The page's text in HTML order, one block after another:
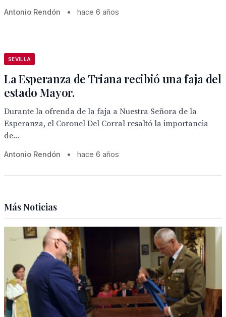
Antonio Rendón • hace 6 años
SEVILLA
La Esperanza de Triana recibió una faja del
estado Mayor.
Durante la ofrenda de la faja a Nuestra Señora de la
Esperanza, el Coronel Del Corral resaltó la importancia
de...
Antonio Rendón • hace 6 años
Más Noticias